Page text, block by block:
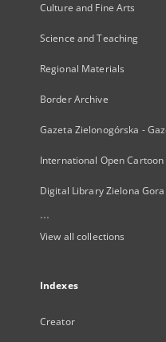
Culture and Fine Arts
Science and Teaching
Regional Materials
Border Archive
Gazeta Zielonogórska -
International Open
Digital Library Zielona
...
View all collections
Indexes
Creator